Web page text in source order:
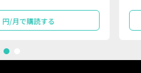
円/月で購読する